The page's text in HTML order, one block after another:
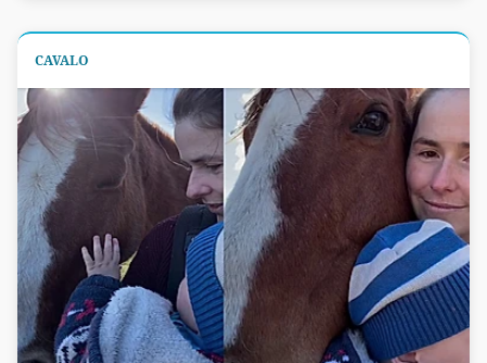
CAVALO